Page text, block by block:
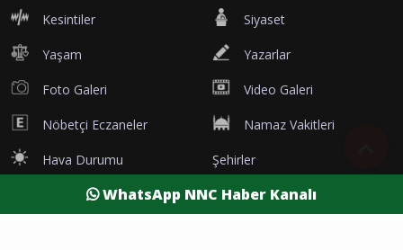
Kesintiler Siyaset
Yaşam Yazarlar
Foto Galeri Video Galeri
Nöbetçi Eczaneler Namaz Vakitleri
Hava Durumu Şehirler
Burdur Son Dakika Antalya Son Dakika
WhatsApp NNC Haber Kanalı